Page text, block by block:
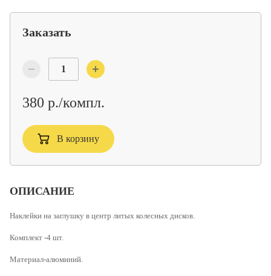
Заказать
380 р./компл.
В корзину
ОПИСАНИЕ
Наклейки на заглушку в центр литых колесных дисков.
Комплект -4 шт.
Материал-алюминий.